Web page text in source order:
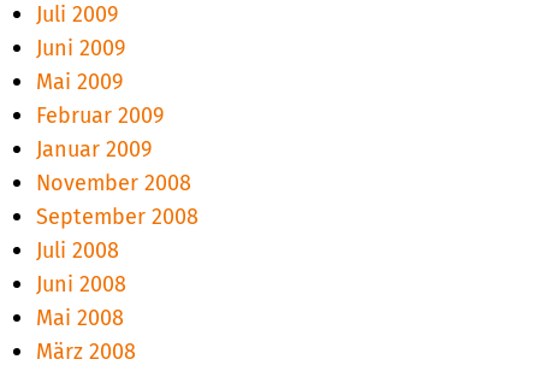
Juli 2009
Juni 2009
Mai 2009
Februar 2009
Januar 2009
November 2008
September 2008
Juli 2008
Juni 2008
Mai 2008
März 2008